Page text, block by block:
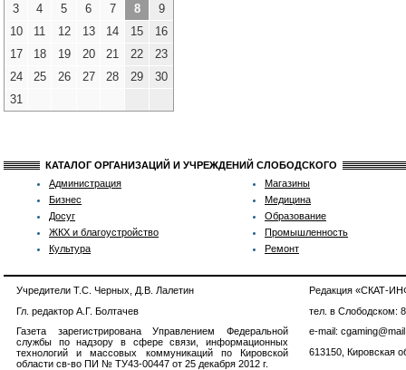
3
4 5 6 7 8
9
10
11 12 13 14 15
16
17
18 19 20 21 22
23
24
25 26 27 28 29
30
31
КАТАЛОГ ОРГАНИЗАЦИЙ И УЧРЕЖДЕНИЙ СЛОБОДСКОГО
Администрация
Бизнес
Досуг
ЖКХ и благоустройство
Культура
Магазины
Медицина
Образование
Промышленность
Ремонт
Учредители Т.С. Черных, Д.В. Лалетин
Гл. редактор А.Г. Болтачев
Газета зарегистрирована Управлением Федеральной
службы по надзору в сфере связи, информационных
технологий и массовых коммуникаций по Кировской
области св-во ПИ № ТУ43-00447 от 25 декабря 2012 г.
Редакция «СКАТ-
тел. в Слободском:
e-mail:
613150, Кировская